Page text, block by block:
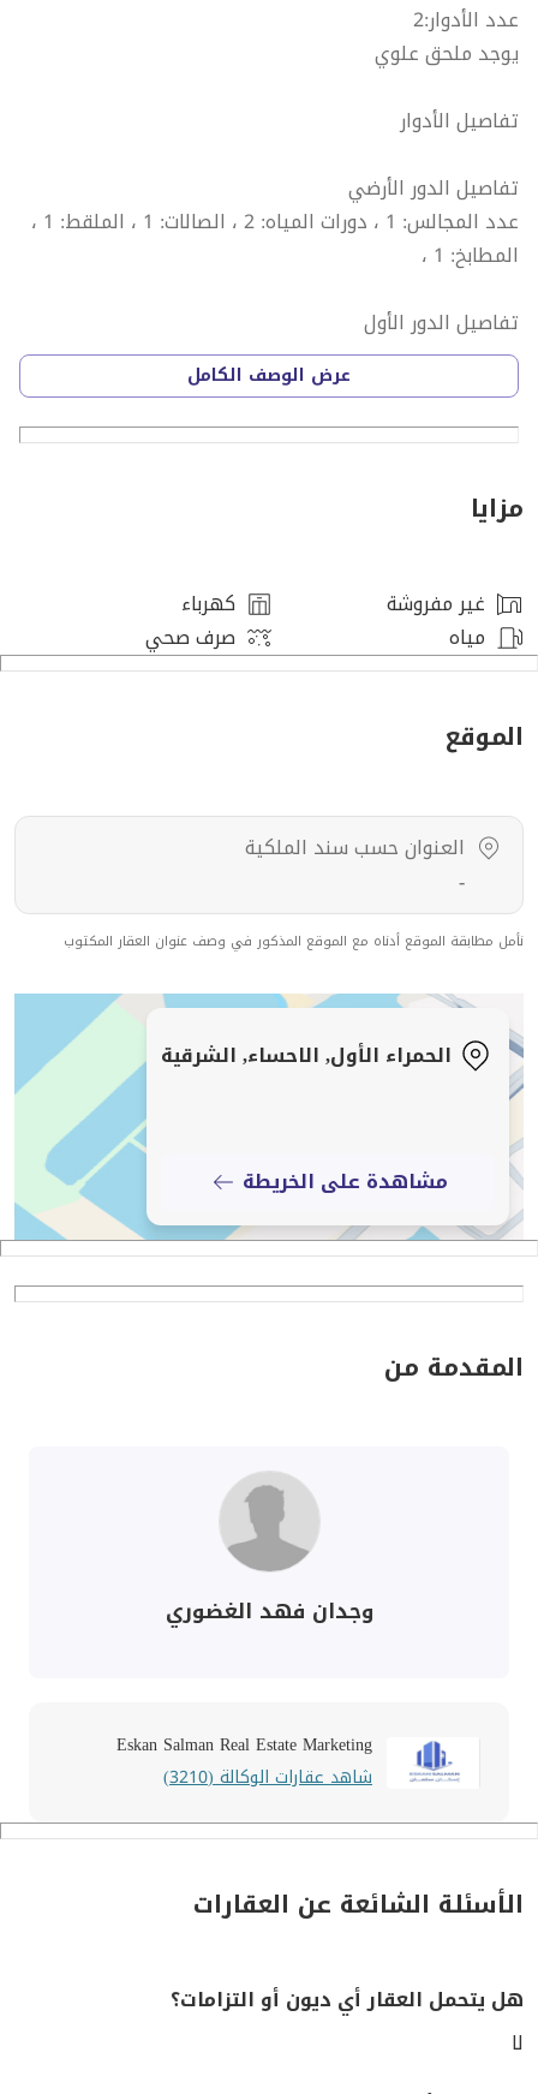
عدد الأدوار:2
يوجد ملحق علوي
تفاصيل الأدوار
تفاصيل الدور الأرضي
عدد المجالس: 1 ، دورات المياه: 2 ، الصالات: 1 ، الملقط: 1 ،
المطابخ: 1 ،
تفاصيل الدور الأول
دورات المياه: 1 ، الصالات: 1 ، غرف النوم: 2 ، غرف الماستر: 2
،
تفاصيل الملحق العلوي
الصالات: 1 ، غرف النوم: 1 ،
مميزات العقار
قريب من الخدمات ، حوش ، سطح ، مدخل سيارة ،
رقم ترخيص الإعلان: 7200746111
رقم رخصة فال: 1200019203
رقم الجوال: +966538643033
عرض الوصف الكامل
مزايا
غير مفروشة
كهرباء
مياه
صرف صحي
الموقع
العنوان حسب سند الملكية
-
نأمل مطابقة الموقع أدناه مع الموقع المذكور في وصف عنوان العقار المكتوب
الحمراء الأول, الاحساء, الشرقية
مشاهدة على الخريطة
المقدمة من
وجدان فهد الغضوري
Eskan Salman Real Estate Marketing
شاهد عقارات الوكالة (3210)
الأسئلة الشائعة عن العقارات
هل يتحمل العقار أي ديون أو التزامات؟
لا